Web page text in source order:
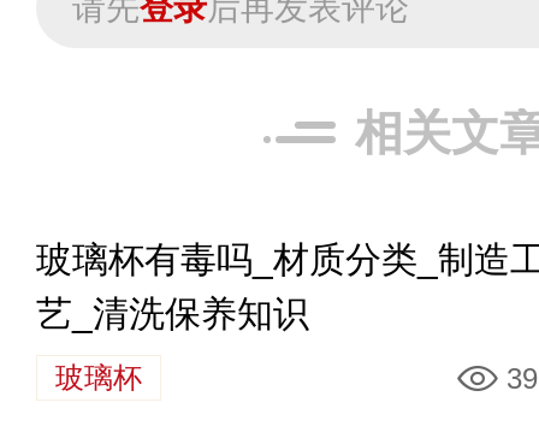
请先登录后再发表评论
相关文
玻璃杯有毒吗_材质分类_制造
艺_清洗保养知识
玻璃杯